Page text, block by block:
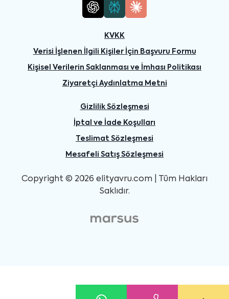
KVKK
Verisi İşlenen İlgili Kişiler İçin Başvuru Formu
Kişisel Verilerin Saklanması ve İmhası Politikası
Ziyaretçi Aydınlatma Metni
Gizlilik Sözleşmesi
İptal ve İade Koşulları
Teslimat Sözleşmesi
Mesafeli Satış Sözleşmesi
Copyright © 2026 elityavru.com | Tüm Hakları
Saklıdır.